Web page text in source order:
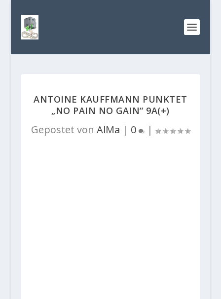
ANTOINE KAUFFMANN PUNKTET
„NO PAIN NO GAIN“ 9A(+)
Gepostet von AlMa | 0 |